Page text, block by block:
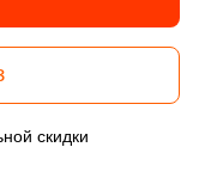
скидки